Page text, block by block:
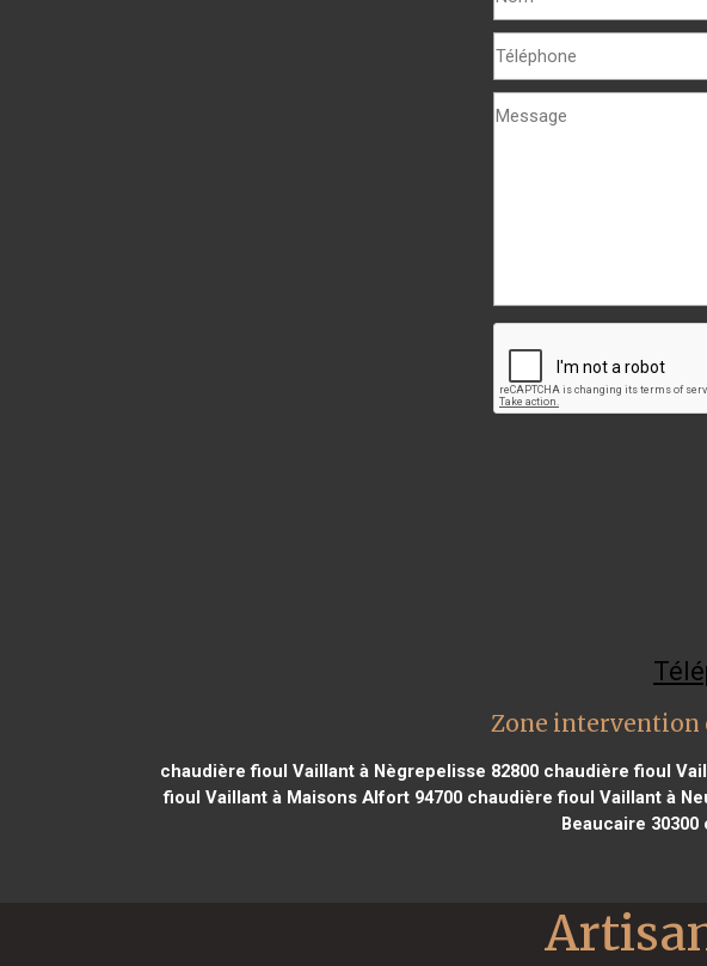
Zone intervention
chaudière fioul Vaillant à Nègrepelisse 82800chaudière fioul
fioul Vaillant à Maisons Alfort 94700chaudière fioul Vaillant à
Beaucaire 30300